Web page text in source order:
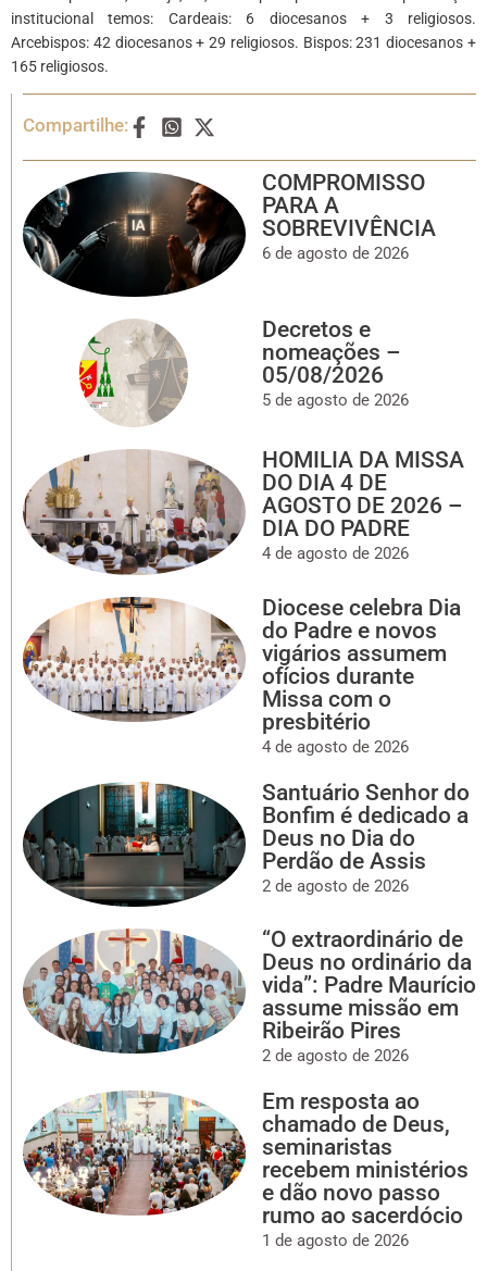
institucional temos: Cardeais: 6 diocesanos + 3 religiosos.
Arcebispos: 42 diocesanos + 29 religiosos. Bispos: 231 diocesanos +
165 religiosos.
Compartilhe:
COMPROMISSO
PARA A
SOBREVIVÊNCIA
6 de agosto de 2026
Decretos e
nomeações –
05/08/2026
5 de agosto de 2026
HOMILIA DA MISSA
DO DIA 4 DE
AGOSTO DE 2026 –
DIA DO PADRE
4 de agosto de 2026
Diocese celebra Dia
do Padre e novos
vigários assumem
ofícios durante
Missa com o
presbitério
4 de agosto de 2026
Santuário Senhor do
Bonfim é dedicado a
Deus no Dia do
Perdão de Assis
2 de agosto de 2026
“O extraordinário de
Deus no ordinário da
vida”: Padre Maurício
assume missão em
Ribeirão Pires
2 de agosto de 2026
Em resposta ao
chamado de Deus,
seminaristas
recebem ministérios
e dão novo passo
rumo ao sacerdócio
1 de agosto de 2026